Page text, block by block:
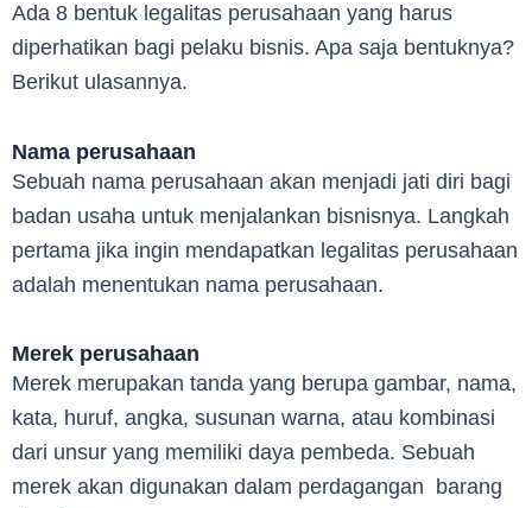
Ada 8 bentuk legalitas perusahaan yang harus
diperhatikan bagi pelaku bisnis. Apa saja bentuknya?
Berikut ulasannya.
Nama perusahaan
Sebuah nama perusahaan akan menjadi jati diri bagi
badan usaha untuk menjalankan bisnisnya. Langkah
pertama jika ingin mendapatkan legalitas perusahaan
adalah menentukan nama perusahaan.
Merek perusahaan
Merek merupakan tanda yang berupa gambar, nama,
kata, huruf, angka, susunan warna, atau kombinasi
dari unsur yang memiliki daya pembeda. Sebuah
merek akan digunakan dalam perdagangan barang